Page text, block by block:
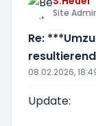
Site
Re:
08.02.2026,
Update: